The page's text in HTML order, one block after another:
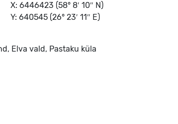
X: 6446423 (58° 8′ 10″ N)
Y: 640545 (26° 23′ 11″ E)
Elva vald, Pastaku küla